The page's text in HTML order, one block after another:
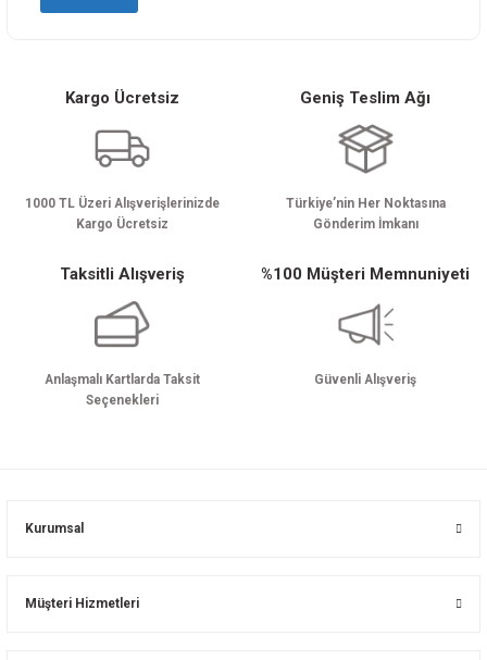
Kargo Ücretsiz
1000 TL Üzeri Alışverişlerinizde
Kargo Ücretsiz
Geniş Teslim Ağı
Türkiye’nin Her Noktasına
Gönderim İmkanı
Taksitli Alışveriş
Anlaşmalı Kartlarda Taksit
Seçenekleri
%100 Müşteri Memnuniyeti
Güvenli Alışveriş
Kurumsal
Müşteri Hizmetleri